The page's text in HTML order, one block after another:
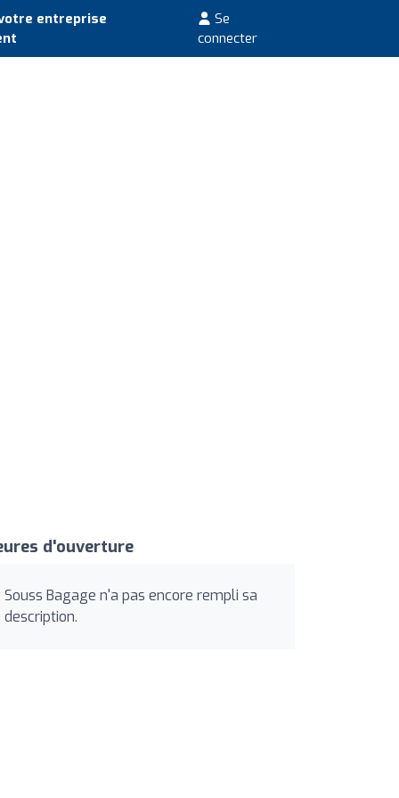
entreprise
Se
connecter
d'ouverture
Souss Bagage n'a pas encore rempli sa
description.